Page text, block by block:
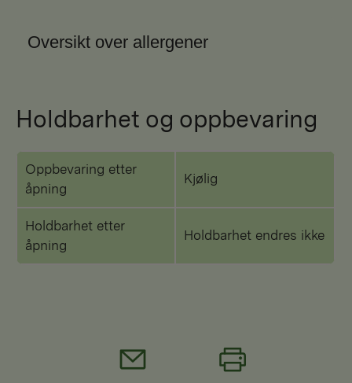
Oversikt over allergener
Holdbarhet og oppbevaring
Oppbevaring etter
åpning
Kjølig
Holdbarhet etter
åpning
Holdbarhet endres ikke